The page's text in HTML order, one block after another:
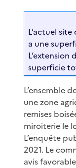
L’actuel
a une
L’extension
superficie
L’ensemble
une zone
remises
miroiterie le
L’enquête
2021. Le
avis